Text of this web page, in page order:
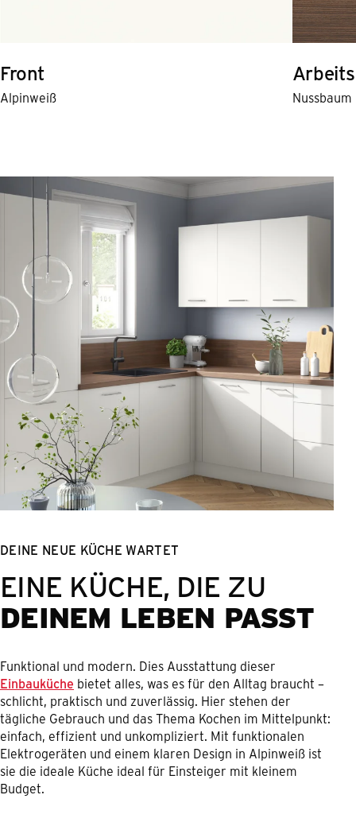
Front
Alpinweiß
DEINE NEUE KÜCHE WARTET
EINE KÜCHE, DIE ZU
DEINEM LEBEN PASST
Funktional und modern. Dies Ausstattung dieser
Einbauküche bietet alles, was es für den Alltag braucht –
schlicht, praktisch und zuverlässig. Hier stehen der
tägliche Gebrauch und das Thema Kochen im Mittelpunkt:
einfach, effizient und unkompliziert. Mit funktionalen
Elektrogeräten und einem klaren Design in Alpinweiß ist
sie die ideale Küche ideal für Einsteiger mit kleinem
Budget.